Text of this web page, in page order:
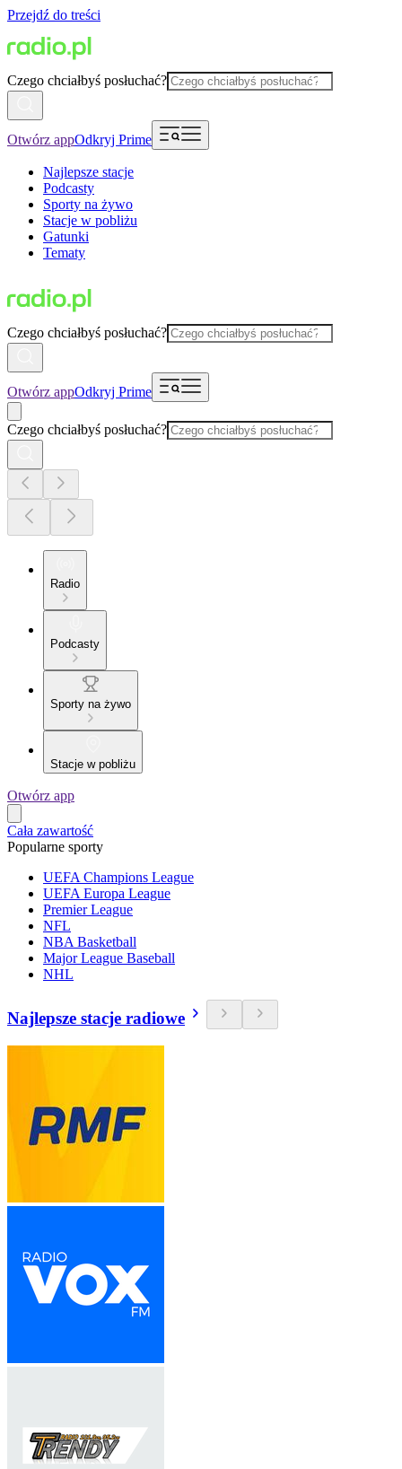
Przejdź do treści
Czego chciałbyś posłuchać?
Otwórz appOdkryj Prime
Najlepsze stacje
Podcasty
Sporty na żywo
Stacje w pobliżu
Gatunki
Tematy
Czego chciałbyś posłuchać?
Otwórz appOdkryj Prime
Czego chciałbyś posłuchać?
Radio
Podcasty
Sporty na żywo
Stacje w pobliżu
Otwórz app
Cała zawartość
Popularne sporty
UEFA Champions League
UEFA Europa League
Premier League
NFL
NBA Basketball
Major League Baseball
NHL
Najlepsze stacje radiowe